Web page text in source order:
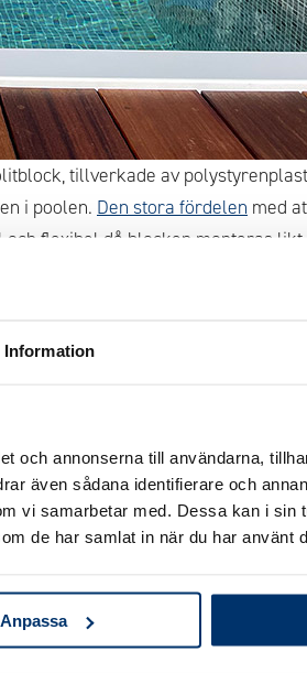
Information
och annonserna till användarna,
även sådana identifierare och
vi samarbetar med. Dessa kan i sin
de har samlat in när du har använt
Anpassa
tillverkade av
i poolen. Den stora fördelen med
flexibel då blocken monteras likt
stabil, energieffektiv och hållbar
som alla pooler såsom
komplett
är enklare att bygga och